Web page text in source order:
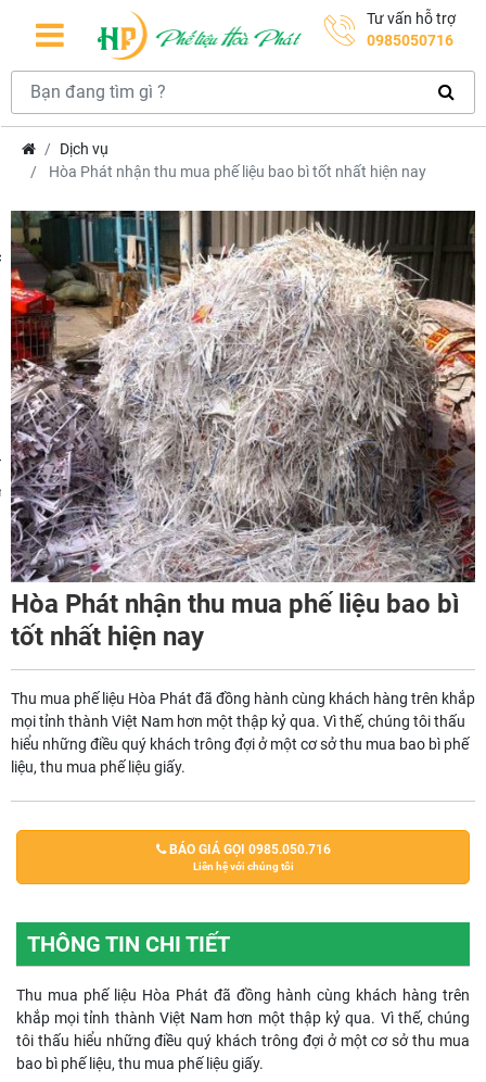
Tư vấn hỗ trợ
0985050716
Dịch vụ
Hòa Phát nhận thu mua phế liệu bao bì tốt nhất hiện nay
Hòa Phát nhận thu mua phế liệu bao bì
tốt nhất hiện nay
Thu mua phế liệu Hòa Phát đã đồng hành cùng khách hàng trên khắp
mọi tỉnh thành Việt Nam hơn một thập kỷ qua. Vì thế, chúng tôi thấu
hiểu những điều quý khách trông đợi ở một cơ sở thu mua bao bì phế
liệu, thu mua phế liệu giấy.
BÁO GIÁ GỌI 0985.050.716
Liên hệ với chúng tôi
THÔNG TIN CHI TIẾT
Thu mua phế liệu Hòa Phát đã đồng hành cùng khách hàng trên
khắp mọi tỉnh thành Việt Nam hơn một thập kỷ qua. Vì thế, chúng
tôi thấu hiểu những điều quý khách trông đợi ở một cơ sở thu mua
bao bì phế liệu, thu mua phế liệu giấy.